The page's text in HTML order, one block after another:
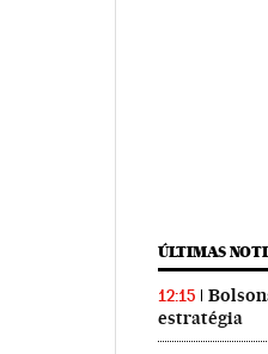
ÚLTIMAS
12:15
estratégia